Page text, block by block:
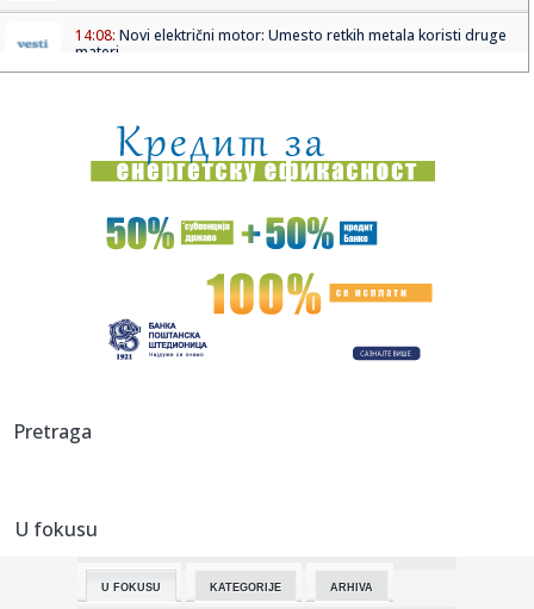
14:08: Novi električni motor: Umesto retkih metala koristi druge
materi...
14:05:Колико дуго јаја могу бити ван ...
14:07:Drama u centru prestonice: Smart napravio karambol u
Francuskoj u...
Konstitutivna sjednica Skupštine Kosova odložena, Kurti
14:03:EK potvrdila da Srbija ispunjava standarde u kontroli
14:01:
13:59: Preminuo otac Lionela Mesija
Pretraga
U fokusu
U FOKUSU KATEGORIJE ARHIVA